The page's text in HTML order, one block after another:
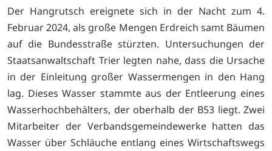
Der Hangrutsch ereignete sich in der Nacht zum 4.
Februar 2024, als große Mengen Erdreich samt Bäumen
auf die Bundesstraße stürzten. Untersuchungen der
Staatsanwaltschaft Trier legten nahe, dass die Ursache
in der Einleitung großer Wassermengen in den Hang
lag. Dieses Wasser stammte aus der Entleerung eines
Wasserhochbehälters, der oberhalb der B53 liegt. Zwei
Mitarbeiter der Verbandsgemeindewerke hatten das
Wasser über Schläuche entlang eines Wirtschaftswegs